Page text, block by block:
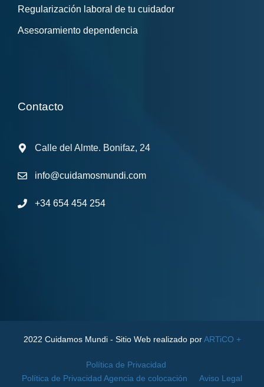
Regularización laboral de tu cuidador
Asesoramiento dependencia
Contacto
Calle del Almte. Bonifaz, 24
info@cuidamosmundi.com
+34 654 454 254
2022 Cuidamos Mundi - Sitio Web realizado porARTiCO +
Política de Privacidad
Política de Privacidad Agencia de colocación
Aviso Legal